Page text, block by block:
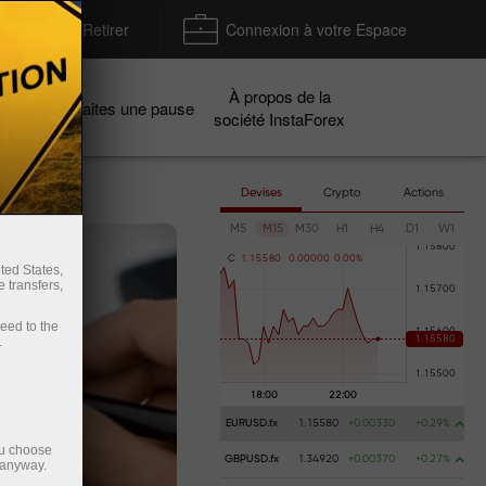
Déposer / Retirer Connexion à votre Espace
Faites une pause
À propos de la
société InstaForex
Devises Crypto Actions
M5 M15 M30 H1 H4 D1 W1
C 1 . 1 5580 0 .00000 0 .00%
EURUSD.fx 1.15580 +0.00330 +0.29%
GBPUSD.fx 1.34920 +0.00370 +0.27%
States,
transfers,
to the
choose